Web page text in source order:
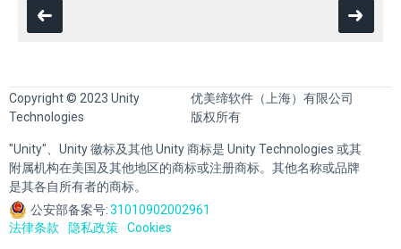
Copyright © 2023 Unity
Technologies
优美缔软件（上海）有限公司
版权所有
"Unity"、Unity 徽标及其他 Unity 商标是 Unity Technologies 或其
附属机构在美国及其他地区的商标或注册商标。其他名称或品牌
是其各自所有者的商标。
公安部备案号:31010902002961
法律条款
隐私政策 Cookies